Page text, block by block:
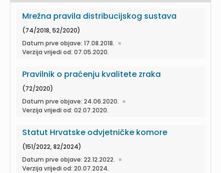
Mrežna pravila distribucijskog sustava
(74/2018, 52/2020)
Datum prve objave: 17.08.2018.
Verzija vrijedi od: 07.05.2020.
Pravilnik o praćenju kvalitete zraka
(72/2020)
Datum prve objave: 24.06.2020.
Verzija vrijedi od: 02.07.2020.
Statut Hrvatske odvjetničke komore
(151/2022, 82/2024)
Datum prve objave: 22.12.2022.
Verzija vrijedi od: 20.07.2024.